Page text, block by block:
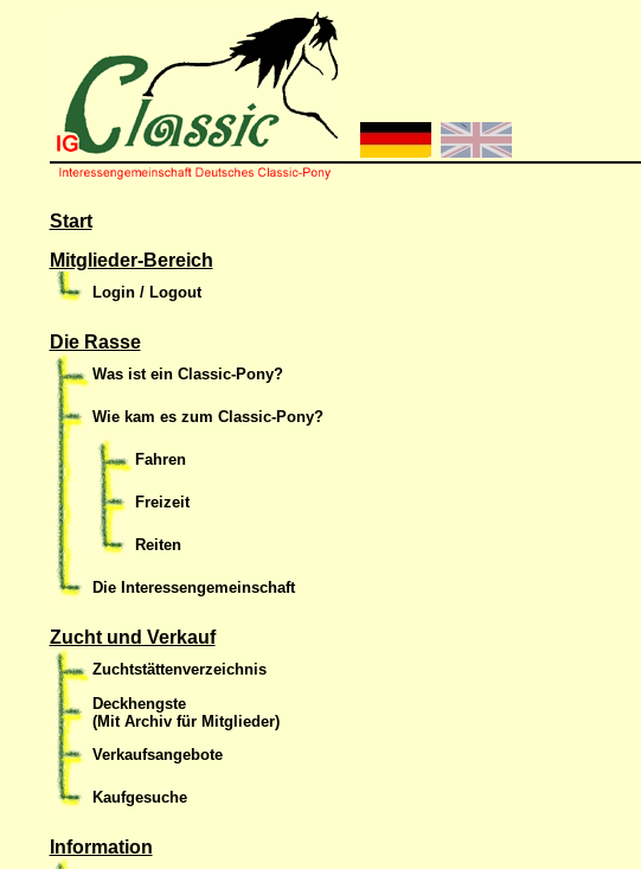
Start
Mitglieder-Bereich
Login / Logout
Die Rasse
Was ist ein Classic-Pony?
Wie kam es zum Classic-Pony?
Fahren
Freizeit
Reiten
Die Interessengemeinschaft
Zucht und Verkauf
Zuchtstättenverzeichnis
Deckhengste
(Mit Archiv für Mitglieder)
Verkaufsangebote
Kaufgesuche
Information